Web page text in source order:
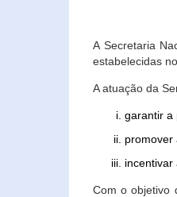
A Secretaria
estabelecidas
A atuação da
garantir a
promover
incentivar
Com o objetivo